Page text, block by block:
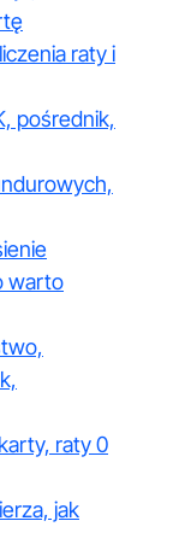
raty i
pośrednik,
warto
raty 0
jak